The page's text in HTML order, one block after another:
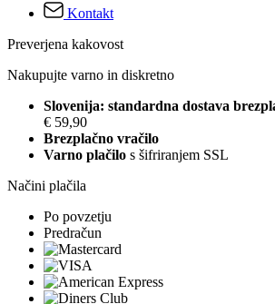
Kontakt
Preverjena kakovost
Nakupujte varno in diskretno
Slovenija: standardna dostava
€ 59,90
Brezplačno vračilo
Varno plačilo s šifriranjem SSL
Načini plačila
Po povzetju
Predračun